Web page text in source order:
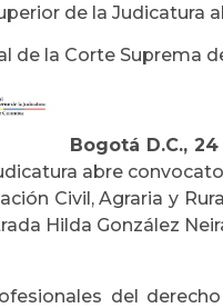
de la Judicatura
de la Corte Suprema
Bogotá D.C.,
abre
Civil, Agraria y
Hilda González
del